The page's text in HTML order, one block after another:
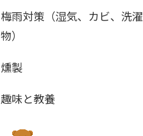
梅雨対策（湿気、カビ、洗濯
物）
燻製
趣味と教養